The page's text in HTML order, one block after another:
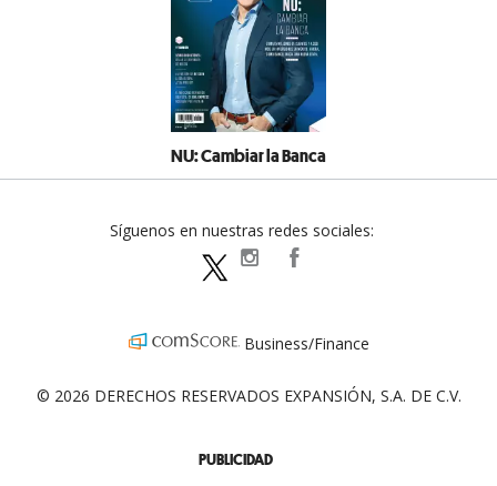
NU: Cambiar la Banca
PUBLICIDAD
Síguenos en nuestras redes sociales:
expansionpolitica
Business/Finance
© 2026 DERECHOS RESERVADOS EXPANSIÓN, S.A. DE C.V.